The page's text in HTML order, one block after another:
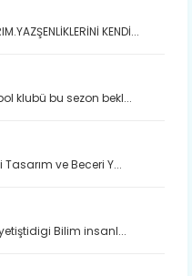
KENDİ...
klubü bu sezon bekl...
ve Beceri Y...
Bilim insanl...